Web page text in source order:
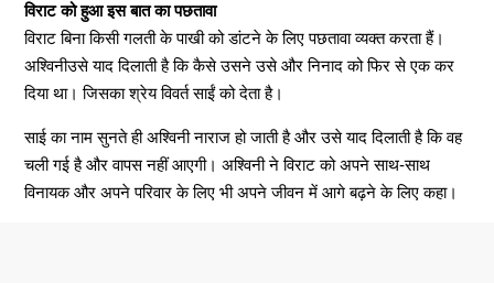
विराट को हुआ इस बात का पछतावा
विराट बिना किसी गलती के पाखी को डांटने के लिए पछतावा व्यक्त करता हैं।
अश्विनीउसे याद दिलाती है कि कैसे उसने उसे और निनाद को फिर से एक कर
दिया था। जिसका श्रेय विवर्त साईं को देता है।
साई का नाम सुनते ही अश्विनी नाराज हो जाती है और उसे याद दिलाती है कि वह
चली गई है और वापस नहीं आएगी। अश्विनी ने विराट को अपने साथ-साथ
विनायक और अपने परिवार के लिए भी अपने जीवन में आगे बढ़ने के लिए कहा।